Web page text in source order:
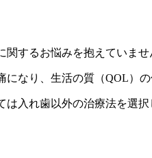
関するお悩みを抱えていませ
になり、生活の質（QOL）
は入れ歯以外の治療法を選